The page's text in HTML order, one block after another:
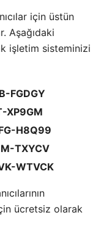
için üstün
Aşağıdaki
işletim sisteminizi
FGDGY
XP9GM
H8Q99
TXYCV
WTVCK
ücretsiz olarak